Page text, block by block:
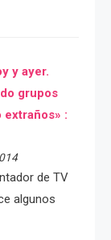
y ayer.
grupos
extraños» :
de TV
algunos